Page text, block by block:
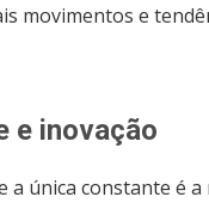
movimentos e
e inovação
a única constante é